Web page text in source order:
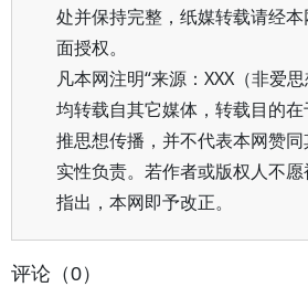
处并保持完整，纸媒转载请经
面授权。
凡本网注明“来源：XXX（非爱
均转载自其它媒体，转载目的
推思想传播，并不代表本网赞
实性负责。若作者或版权人不
指出，本网即予改正。
评论（0）